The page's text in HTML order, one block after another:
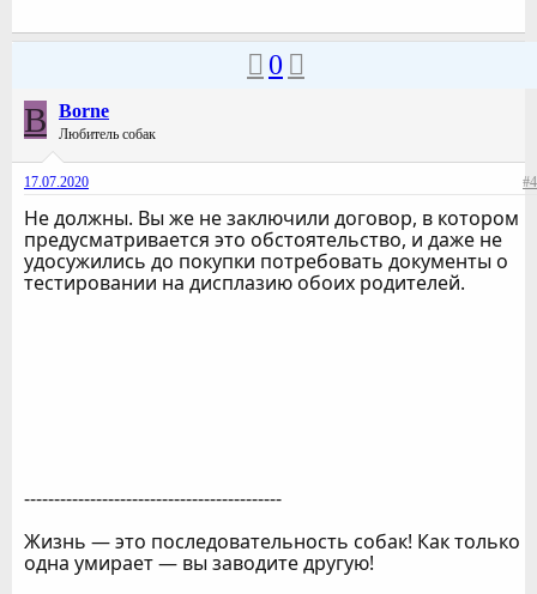
0
B Borne
Любитель собак
17.07.2020 #4
Не должны. Вы же не заключили договор, в котором
предусматривается это обстоятельство, и даже не
удосужились до покупки потребовать документы о
тестировании на дисплазию обоих родителей.
-------------------------------------------
Жизнь — это последовательность собак! Как только
одна умирает — вы заводите другую!